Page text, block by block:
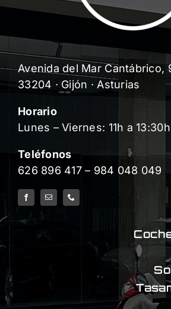
Avenida del Mar Cantábrico,
33204 · Gijón · Asturias
Horario
Lunes – Viernes: 11h a
Teléfonos
626 896 417– 984 048 049